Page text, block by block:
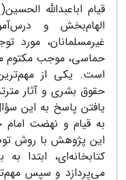
قیام اباعبدالله
الهام‌بخش و
غیرمسلمانان، مورد
حماسی، موجب مکتوم
است. یکی از
حقوق بشری و آثار
یافتن پاسخ به این
به قیام و نهضت
این پژوهش با روش
کتابخانه‌ای، ابتدا
می‌پردازد و سپس